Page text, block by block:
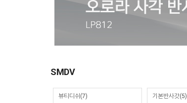
SMDV
뷰티디쉬(7) 기본반사갓(5)